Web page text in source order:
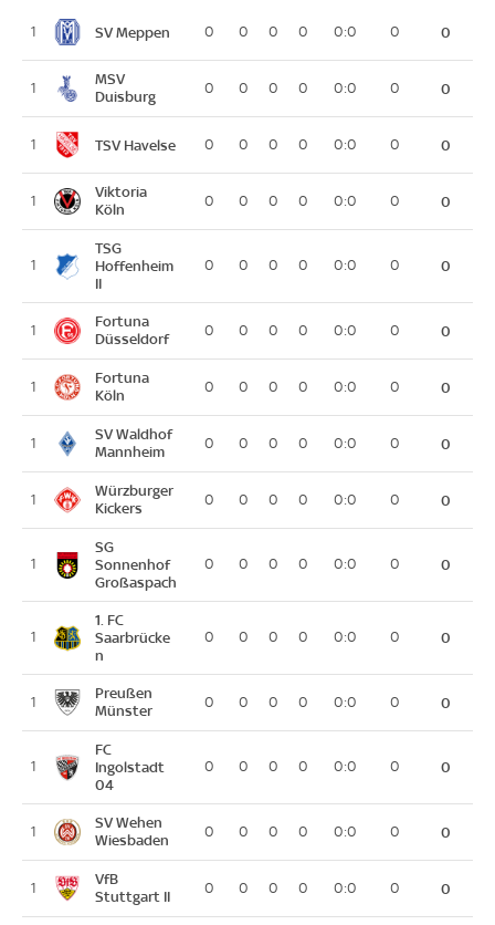
1 SV Meppen 0 0 0 0 0:0 0 0
1
MSV
Duisburg
0 0 0 0 0:0 0 0
1 TSV Havelse 0 0 0 0 0:0 0 0
1
Viktoria
Köln
0 0 0 0 0:0 0 0
1
TSG
Hoffenheim
II
0 0 0 0 0:0 0 0
1
Fortuna
Düsseldorf
0 0 0 0 0:0 0 0
1
Fortuna
Köln
0 0 0 0 0:0 0 0
1
SV Waldhof
Mannheim
0 0 0 0 0:0 0 0
1
Würzburger
Kickers
0 0 0 0 0:0 0 0
1
SG
Sonnenhof
Großaspach
0 0 0 0 0:0 0 0
1
1. FC
Saarbrücke
n
0 0 0 0 0:0 0 0
1
Preußen
Münster
0 0 0 0 0:0 0 0
1
FC
Ingolstadt
04
0 0 0 0 0:0 0 0
1
SV Wehen
Wiesbaden
0 0 0 0 0:0 0 0
1
VfB
Stuttgart II
0 0 0 0 0:0 0 0